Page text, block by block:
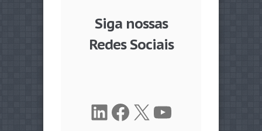
Siga nossas
Redes Sociais
LinkedIn
Facebook
X Youtube